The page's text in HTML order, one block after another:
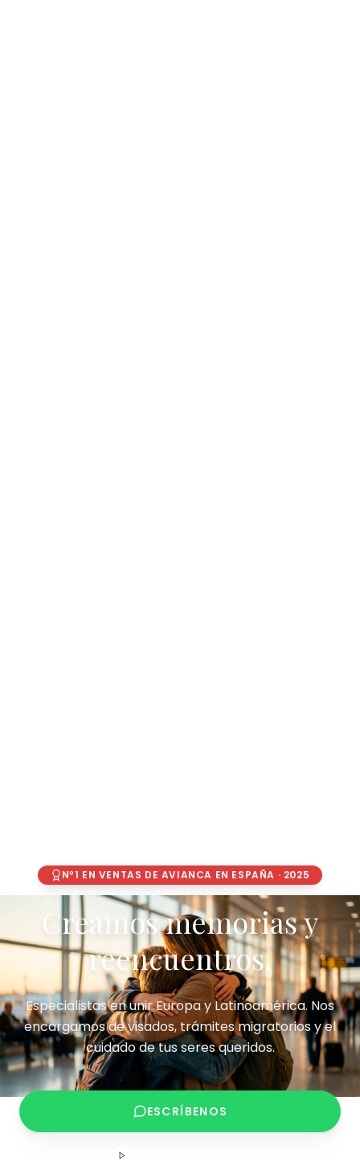
Nº1 EN VENTAS DE AVIANCA EN ESPAÑA · 2025
Creamos memorias y
reencuentros.
Especialistas en unir Europa y Latinoamérica. Nos
encargamos de visados, trámites migratorios y el
cuidado de tus seres queridos.
ESCRÍBENOS